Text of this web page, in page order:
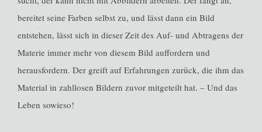
bereitet seine Farben selbst zu, und lässt dann ein Bild
entstehen, lässt sich in dieser Zeit des Auf- und Abtragens der
Materie immer mehr von diesem Bild auffordern und
herausfordern. Der greift auf Erfahrungen zurück, die ihm das
Material in zahllosen Bildern zuvor mitgeteilt hat. – Und das
Leben sowieso!